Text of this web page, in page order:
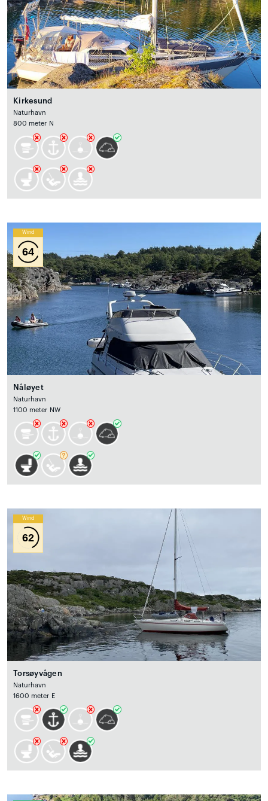
Kirkesund
Naturhavn
800 meter N
Wind
64
Nåløyet
Naturhavn
1100 meter NW
Wind
62
Torsøyvågen
Naturhavn
1600 meter E